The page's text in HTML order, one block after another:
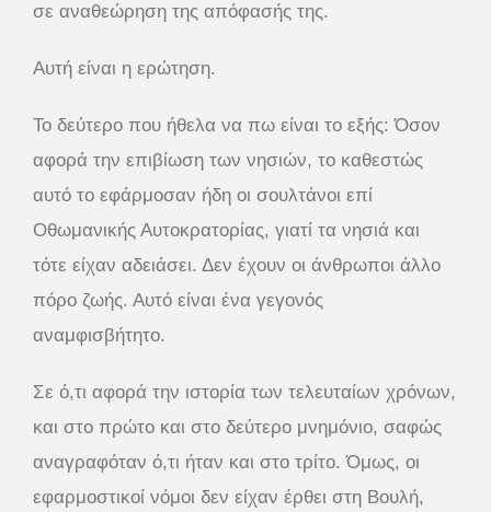
σε αναθεώρηση της απόφασής της.
Αυτή είναι η ερώτηση.
Το δεύτερο που ήθελα να πω είναι το εξής: Όσον
αφορά την επιβίωση των νησιών, το καθεστώς
αυτό το εφάρμοσαν ήδη οι σουλτάνοι επί
Οθωμανικής Αυτοκρατορίας, γιατί τα νησιά και
τότε είχαν αδειάσει. Δεν έχουν οι άνθρωποι άλλο
πόρο ζωής. Αυτό είναι ένα γεγονός
αναμφισβήτητο.
Σε ό,τι αφορά την ιστορία των τελευταίων χρόνων,
και στο πρώτο και στο δεύτερο μνημόνιο, σαφώς
αναγραφόταν ό,τι ήταν και στο τρίτο. Όμως, οι
εφαρμοστικοί νόμοι δεν είχαν έρθει στη Βουλή,